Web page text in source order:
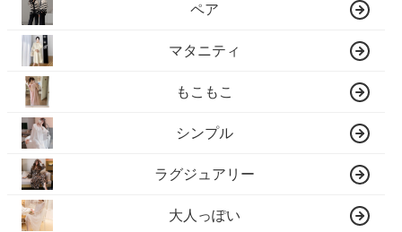
ペア
マタニティ
もこもこ
シンプル
ラグジュアリー
大人っぽい